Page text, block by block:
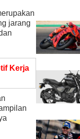
jarang
Kerja